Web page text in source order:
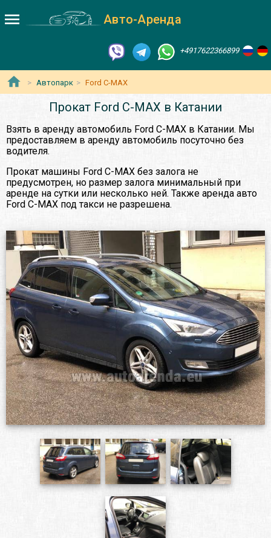
Авто-Аренда
+4917622366899
Автопарк Ford C-MAX
Прокат Ford C-MAX в Катании
Взять в аренду автомобиль Ford C-MAX в Катании. Мы
предоставляем в аренду автомобиль посуточно без
водителя.
Прокат машины Ford C-MAX без залога не
предусмотрен, но размер залога минимальный при
аренде на сутки или несколько ней. Также аренда авто
Ford C-MAX под такси не разрешена.